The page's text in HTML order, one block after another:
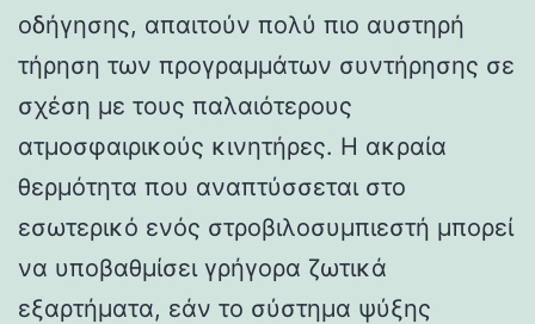
οδήγησης, απαιτούν πολύ πιο αυστηρή
τήρηση των προγραμμάτων συντήρησης σε
σχέση με τους παλαιότερους
ατμοσφαιρικούς κινητήρες. Η ακραία
θερμότητα που αναπτύσσεται στο
εσωτερικό ενός στροβιλοσυμπιεστή μπορεί
να υποβαθμίσει γρήγορα ζωτικά
εξαρτήματα, εάν το σύστημα ψύξης